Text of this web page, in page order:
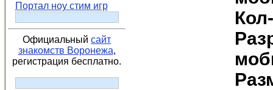
Портал ноу стим игр
Официальный сайт
знакомств Воронежа,
регистрация бесплатно.